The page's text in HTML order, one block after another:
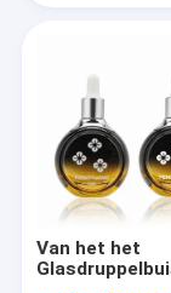
Van het het